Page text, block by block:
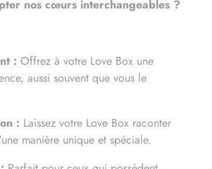
nos cœurs interchangeables ?
: Offrez à votre Love Box une
aussi souvent que vous le
: Laissez votre Love Box raconter
manière unique et spéciale.